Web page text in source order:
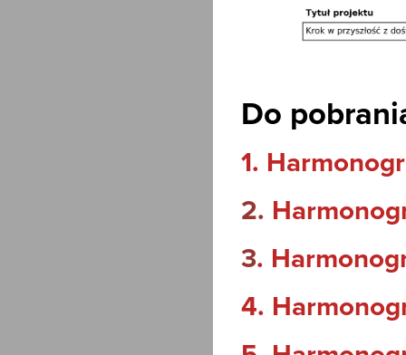
Do
1.
2.
3.
4.